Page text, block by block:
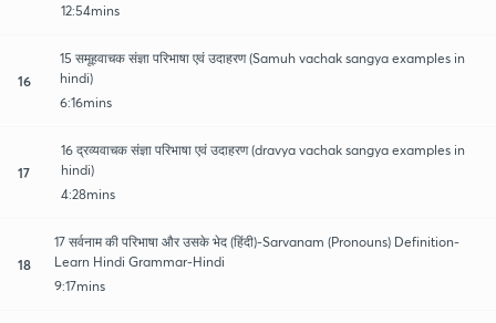
12:54mins
16
15 समूहवाचक संज्ञा परिभाषा एवं उदाहरण (Samuh vachak sangya examples in
hindi)
6:16mins
17
16 द्रव्यवाचक संज्ञा परिभाषा एवं उदाहरण (dravya vachak sangya examples in
hindi)
4:28mins
18
17 सर्वनाम की परिभाषा और उसके भेद (हिंदी)-Sarvanam (Pronouns) Definition-
Learn Hindi Grammar-Hindi
9:17mins